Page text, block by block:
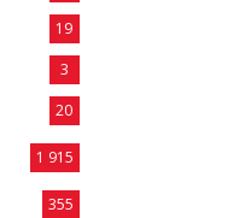
19
3
20
1 915
355